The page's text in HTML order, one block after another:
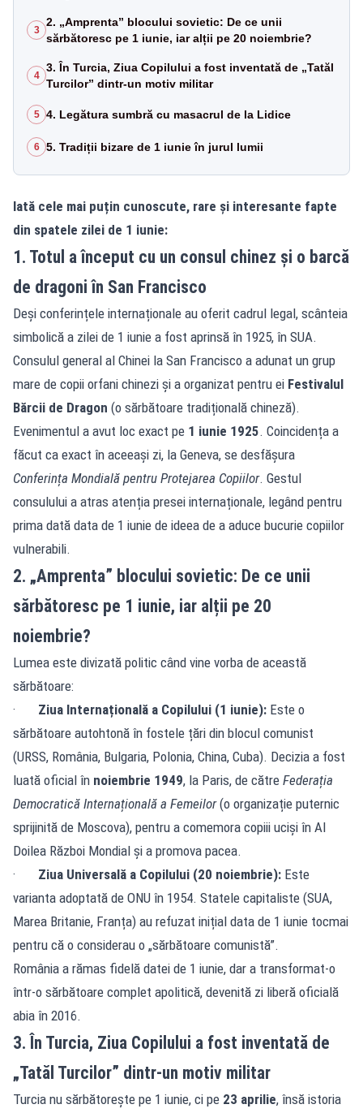
3
2. „Amprenta” blocului sovietic: De ce unii
sărbătoresc pe 1 iunie, iar alții pe 20 noiembrie?
4
3. În Turcia, Ziua Copilului a fost inventată de „Tatăl
Turcilor” dintr-un motiv militar
5 4. Legătura sumbră cu masacrul de la Lidice
6 5. Tradiții bizare de 1 iunie în jurul lumii
Iată cele mai puțin cunoscute, rare și interesante fapte
din spatele zilei de 1 iunie:
1. Totul a început cu un consul chinez și o barcă
de dragoni în San Francisco
Deși conferințele internaționale au oferit cadrul legal, scânteia
simbolică a zilei de 1 iunie a fost aprinsă în 1925, în SUA.
Consulul general al Chinei la San Francisco a adunat un grup
mare de copii orfani chinezi și a organizat pentru ei Festivalul
Bărcii de Dragon (o sărbătoare tradițională chineză).
Evenimentul a avut loc exact pe 1 iunie 1925. Coincidența a
făcut ca exact în aceeași zi, la Geneva, se desfășura
Conferința Mondială pentru Protejarea Copiilor. Gestul
consulului a atras atenția presei internaționale, legând pentru
prima dată data de 1 iunie de ideea de a aduce bucurie copiilor
vulnerabili.
2. „Amprenta” blocului sovietic: De ce unii
sărbătoresc pe 1 iunie, iar alții pe 20
noiembrie?
Lumea este divizată politic când vine vorba de această
sărbătoare:
· Ziua Internațională a Copilului (1 iunie): Este o
sărbătoare autohtonă în fostele țări din blocul comunist
(URSS, România, Bulgaria, Polonia, China, Cuba). Decizia a fost
luată oficial în noiembrie 1949, la Paris, de către Federația
Democratică Internațională a Femeilor(o organizație puternic
sprijinită de Moscova), pentru a comemora copiii uciși în Al
Doilea Război Mondial și a promova pacea.
· Ziua Universală a Copilului (20 noiembrie): Este
varianta adoptată de ONU în 1954. Statele capitaliste (SUA,
Marea Britanie, Franța) au refuzat inițial data de 1 iunie tocmai
pentru că o considerau o „sărbătoare comunistă”.
România a rămas fidelă datei de 1 iunie, dar a transformat-o
într-o sărbătoare complet apolitică, devenită zi liberă oficială
abia în 2016.
3. În Turcia, Ziua Copilului a fost inventată de
„Tatăl Turcilor” dintr-un motiv militar
Turcia nu sărbătorește pe 1 iunie, ci pe 23 aprilie, însă istoria